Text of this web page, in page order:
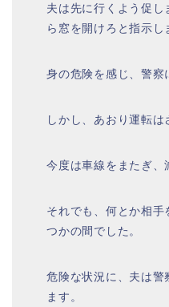
夫は先に行くよう促
ら窓を開けろと指示し
身の危険を感じ、警察
しかし、あおり運転は
今度は車線をまたぎ、
それでも、何とか相手
つかの間でした。
危険な状況に、夫は警
ます。